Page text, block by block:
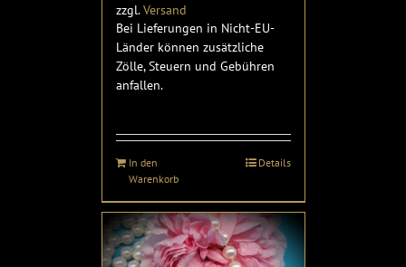
zzgl.Versand
Bei Lieferungen in Nicht-EU-
Länder können zusätzliche
Zölle, Steuern und Gebühren
anfallen.
In den
Warenkorb
Details